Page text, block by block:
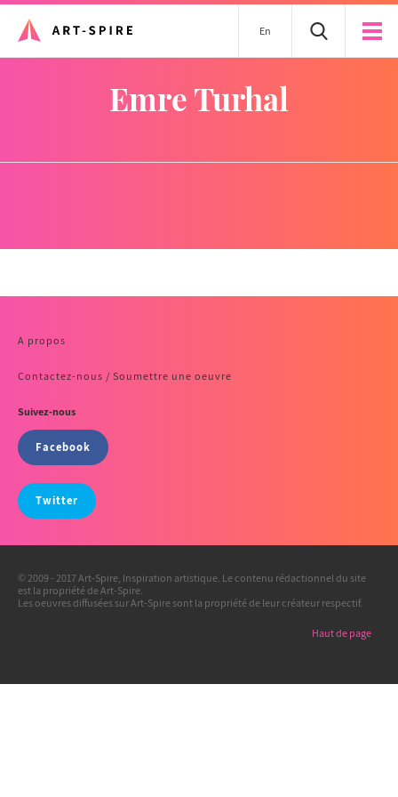
En
Emre Turhal
A propos
Contactez-nous / Soumettre une oeuvre
Suivez-nous
Facebook
Twitter
© 2009 - 2017 Art-Spire, Inspiration artistique. Le contenu rédactionnel du site
est la propriété de Art-Spire.
Les oeuvres diffusées sur Art-Spire sont la propriété de leur créateur respectif.
Haut de page